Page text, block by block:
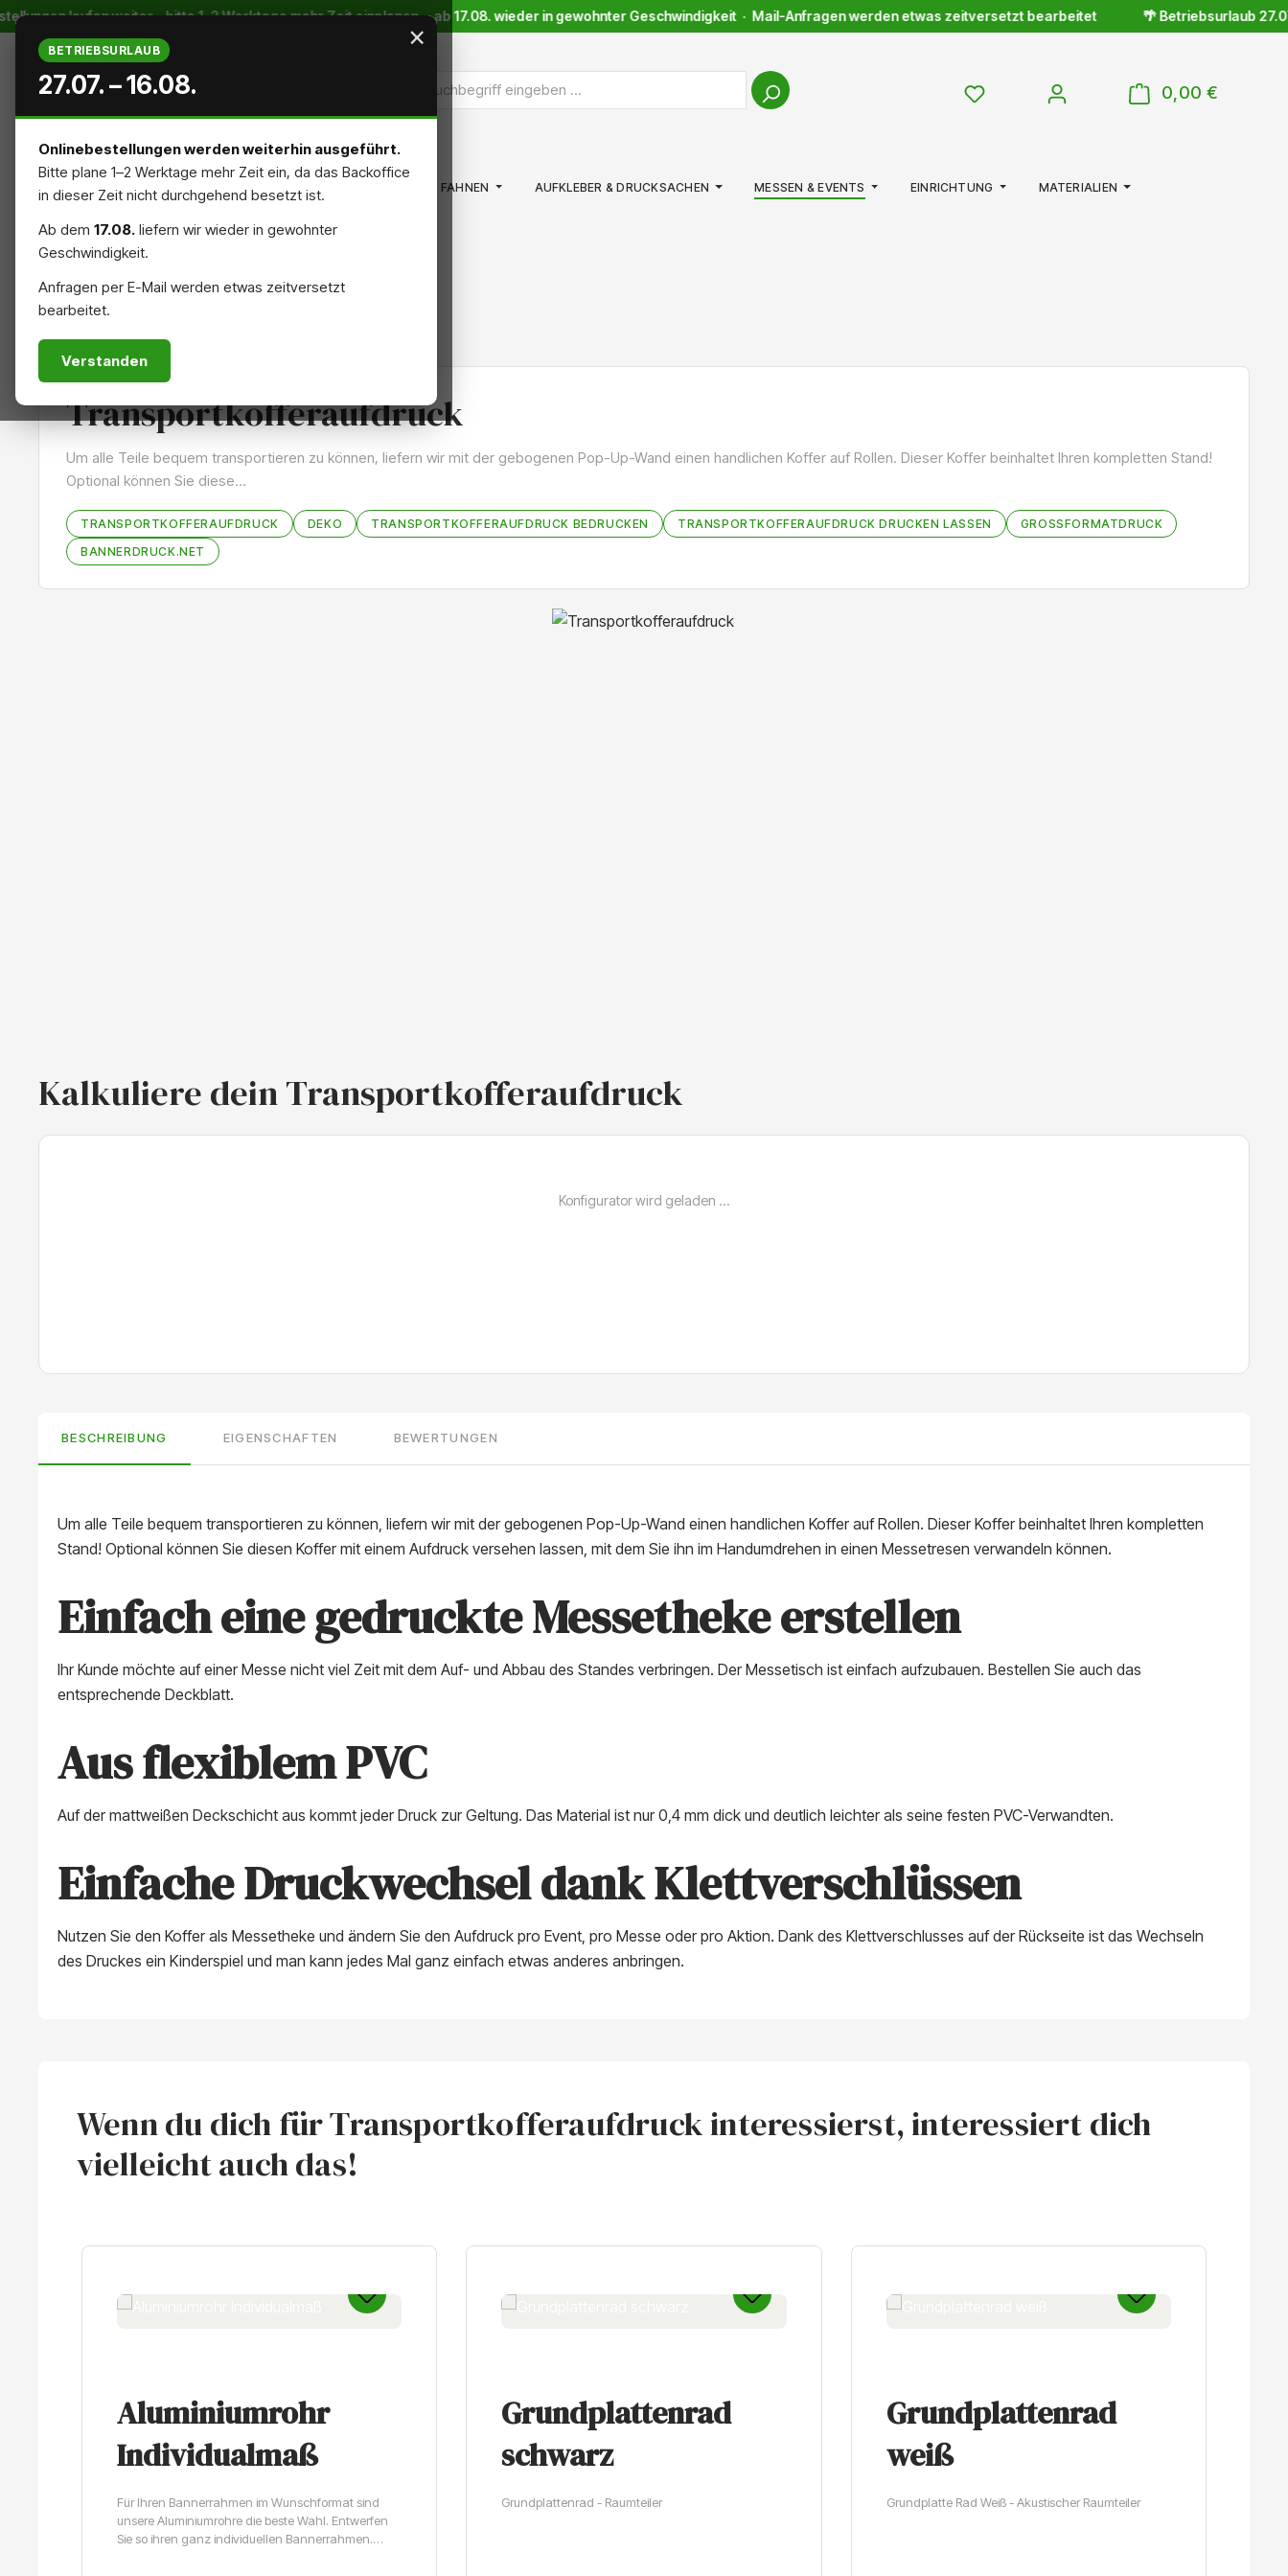
Hauptinhalt springen
Zur Suche springen
laufen weiter – bitte 1–2 Werktage mehr Zeit einplanen · ab 17.08. wieder in gewohnter Geschwindigkeit · Mail-Anfragen werden etwas zeitversetzt bearbeitet 🌴 Betriebsurlaub
DU HAST 0 PRODUKTE AUF DEM MERKZETTEL
0,00 €
STARTSEITE AUSSENREKLAME INNENREKLAME FAHNEN AUFKLEBER & DRUCKSACHEN MESSEN & EVENTS EINRICHTUNG MATERIALIEN
NACHHALTIG ZUBEHÖR
MESSEN & EVENTS
Transportkofferaufdruck
Um alle Teile bequem transportieren zu können, liefern wir mit der gebogenen Pop-Up-Wand einen handlichen Koffer auf Rollen. Dieser Koffer beinhaltet Ihren kompletten Stand!
Optional können Sie diese…
TRANSPORTKOFFERAUFDRUCK DEKO TRANSPORTKOFFERAUFDRUCK BEDRUCKEN TRANSPORTKOFFERAUFDRUCK DRUCKEN LASSEN
GROSSFORMATDRUCK
BANNERDRUCK.NET
Kalkuliere dein Transportkofferaufdruck
BESCHREIBUNG EIGENSCHAFTEN BEWERTUNGEN
Um alle Teile bequem transportieren zu können, liefern wir mit der gebogenen Pop-Up-Wand einen handlichen Koffer auf Rollen. Dieser Koffer beinhaltet Ihren kompletten
Stand! Optional können Sie diesen Koffer mit einem Aufdruck versehen lassen, mit dem Sie ihn im Handumdrehen in einen Messetresen verwandeln können.
Einfach eine gedruckte Messetheke erstellen
Ihr Kunde möchte auf einer Messe nicht viel Zeit mit dem Auf- und Abbau des Standes verbringen. Der Messetisch ist einfach aufzubauen. Bestellen Sie auch das
entsprechende Deckblatt.
Aus flexiblem PVC
Auf der mattweißen Deckschicht aus kommt jeder Druck zur Geltung. Das Material ist nur 0,4 mm dick und deutlich leichter als seine festen PVC-Verwandten.
Einfache Druckwechsel dank Klettverschlüssen
Nutzen Sie den Koffer als Messetheke und ändern Sie den Aufdruck pro Event, pro Messe oder pro Aktion. Dank des Klettverschlusses auf der Rückseite ist das Wechseln
des Druckes ein Kinderspiel und man kann jedes Mal ganz einfach etwas anderes anbringen.
Wenn du dich für Transportkofferaufdruck interessierst, interessiert dich
vielleicht auch das!
Aluminiumrohr
Individualmaß
Für Ihren Bannerrahmen im Wunschformat sind
unsere Aluminiumrohre die beste Wahl. Entwerfen
Sie so ihren ganz individuellen Bannerrahmen.
Grundplattenrad
schwarz
Grundplattenrad - Raumteiler
Grundplattenrad
weiß
Grundplatte Rad Weiß - Akustischer Raumteiler
×
BETRIEBSURLAUB
27.07. – 16.08.
Onlinebestellungen werden weiterhin ausgeführt.
Bitte plane 1–2 Werktage mehr Zeit ein, da das Backoffice
in dieser Zeit nicht durchgehend besetzt ist.
Ab dem 17.08. liefern wir wieder in gewohnter
Geschwindigkeit.
Anfragen per E-Mail werden etwas zeitversetzt
bearbeitet.
Verstanden